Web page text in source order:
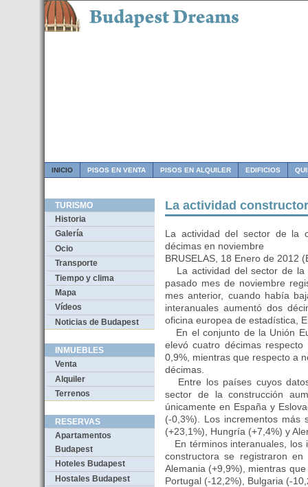
INICIO PISOS EN VENTA PISOS EN ALQUILER EDIFICIOS
TURISMO
Historia
Galería
Ocio
Transporte
Tiempo y clima
Mapa
Vídeos
Noticias de Budapest
INMUEBLES
Venta
Alquiler
Terrenos
RESERVAS
Apartamentos
Budapest
Hoteles Budapest
Hostales Budapest
La actividad
La actividad del sector de la
décimas en noviembre
BRUSELAS, 18 Enero de 2012
La actividad del sector de la
pasado mes de noviembre
mes anterior, cuando había
interanuales aumentó dos
oficina europea de estadística,
En el conjunto de la Unión
elevó cuatro décimas
0,9%, mientras que respecto a
décimas.
Entre los países cuyos
sector de la construcción
únicamente en España y
(-0,3%). Los incrementos más
(+23,1%), Hungría (+7,4%) y
En términos interanuales, los
constructora se registraron
Alemania (+9,9%), mientras
Portugal (-12,2%), Bulgaria (-